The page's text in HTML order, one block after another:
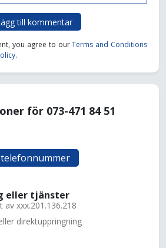
till kommentar
you agree to ourTerms and Conditions
.
för 073-471 84 51
eller tjänster
av xxx.201.136.218
direktuppringning